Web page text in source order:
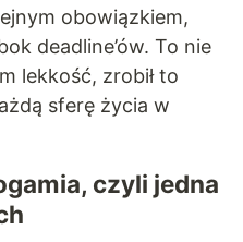
obowiązkiem,
deadline’ów. To nie
lekkość, zrobił to
sferę życia w
czyli jedna